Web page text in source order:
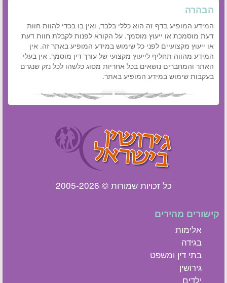
הבהרה
המידע המופיע בדף זה הוא כללי בלבד, ואין בו בכדי להוות חוות
דעת מוסמכת או ייעוץ מוסמך. על הקורא לפנות לקבלת חוות דעת
או ייעוץ מקצועיים לפני כל שימוש במידע המופיע באתר זה. אין
המידע מהווה תחליף לייעוץ מקצועי של עורך דין מוסמך. אין בעלי
האתר והמחברים נושאים בכל אחריות מסוג כלשהו לכל נזק שנגרם
בעקבות שימוש במידע המופיע באתר.
כל זכויות שמורות © 2005-2026
קישורים מהירים
אלימות
בגידה
בתי דין ומשפט
גירושין
ילדים